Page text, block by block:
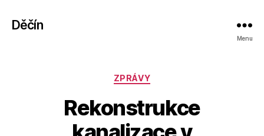
Děčín
Menu
Rubriky
ZPRÁVY
Rekonstrukce